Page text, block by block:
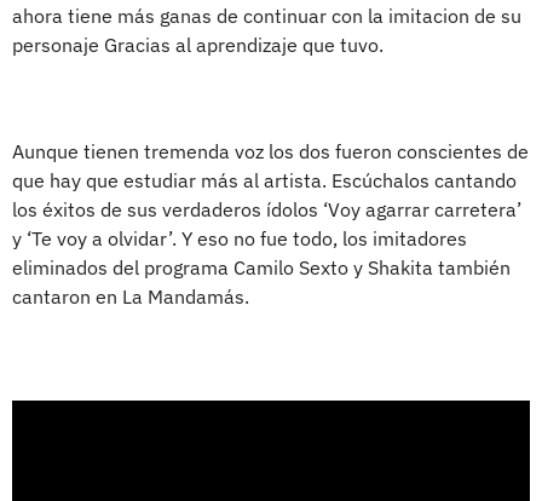
ahora tiene más ganas de continuar con la imitacion de su
personaje Gracias al aprendizaje que tuvo.
Aunque tienen tremenda voz los dos fueron conscientes de
que hay que estudiar más al artista. Escúchalos cantando
los éxitos de sus verdaderos ídolos ‘Voy agarrar carretera’
y ‘Te voy a olvidar’. Y eso no fue todo, los imitadores
eliminados del programa Camilo Sexto y Shakita también
cantaron en La Mandamás.